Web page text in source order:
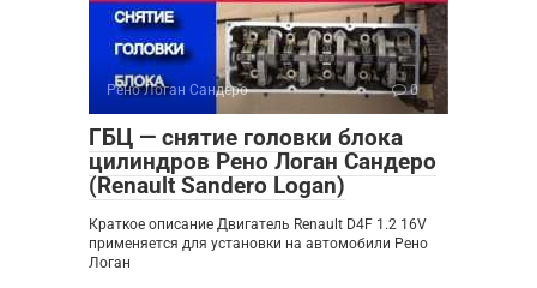
Рено Логан Сандеро 0
ГБЦ — снятие головки блока
цилиндров Рено Логан Сандеро
(Renault Sandero Logan)
Краткое описание Двигатель Renault D4F 1.2 16V
применяется для установки на автомобили Рено
Логан